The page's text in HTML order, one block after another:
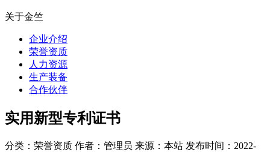
关于金竺
企业介绍
荣誉资质
人力资源
生产装备
合作伙伴
实用新型专利证书
分类：荣誉资质 作者：管理员 来源：本站 发布时间：2022-